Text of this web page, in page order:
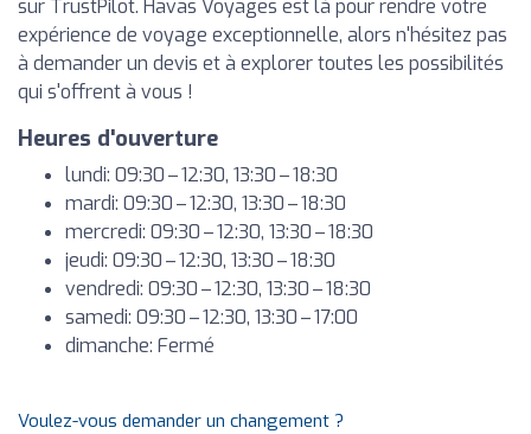
sur TrustPilot. Havas Voyages est là pour rendre votre
expérience de voyage exceptionnelle, alors n'hésitez pas
à demander un devis et à explorer toutes les possibilités
qui s'offrent à vous !
Heures d'ouverture
lundi: 09:30 – 12:30, 13:30 – 18:30
mardi: 09:30 – 12:30, 13:30 – 18:30
mercredi: 09:30 – 12:30, 13:30 – 18:30
jeudi: 09:30 – 12:30, 13:30 – 18:30
vendredi: 09:30 – 12:30, 13:30 – 18:30
samedi: 09:30 – 12:30, 13:30 – 17:00
dimanche: Fermé
Voulez-vous demander un changement ?